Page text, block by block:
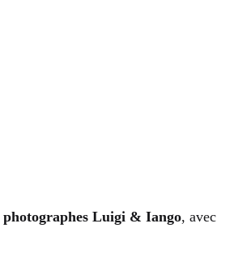
photographes Luigi & Iango, avec